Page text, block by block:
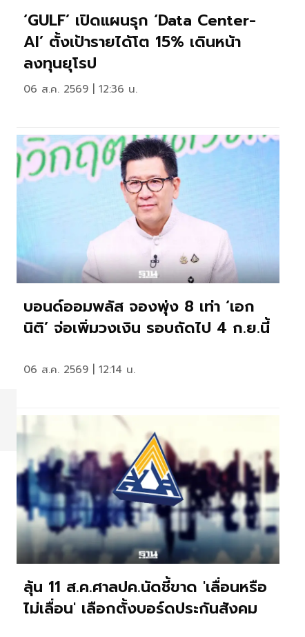
‘GULF’ เปิดแผนรุก ‘Data Center-
AI’ ตั้งเป้ารายได้โต 15% เดินหน้า
ลงทุนยุโรป
06 ส.ค. 2569 | 12:36 น.
บอนด์ออมพลัส จองพุ่ง 8 เท่า ‘เอก
นิติ’ จ่อเพิ่มวงเงิน รอบถัดไป 4 ก.ย.นี้
06 ส.ค. 2569 | 12:14 น.
ลุ้น 11 ส.ค.ศาลปค.นัดชี้ขาด 'เลื่อนหรือ
ไม่เลื่อน' เลือกตั้งบอร์ดประกันสังคม